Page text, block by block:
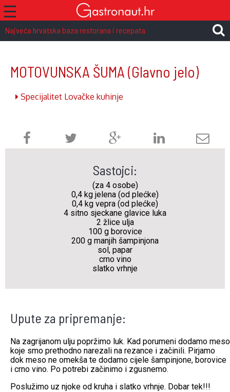
☰
Najveća hrvatska baza restorana i recepata
MOTOVUNSKA ŠUMA (Glavno jelo)
Specijalitet Lovačke kuhinje
Sastojci:
(za 4 osobe)
0,4 kg jelena (od plećke)
0,4 kg vepra (od plećke)
4 sitno sjeckane glavice luka
2 žlice ulja
100 g borovice
200 g manjih šampinjona
sol, papar
crno vino
slatko vrhnje
Upute za pripremanje:
Na zagrijanom ulju popržimo luk. Kad porumeni dodamo meso
koje smo prethodno narezali na rezance i začinili. Pirjamo
dok meso ne omekša te dodamo cijele šampinjone, borovice
i crno vino. Po potrebi začinimo i zgusnemo.
Poslužimo uz njoke od kruha i slatko vrhnje. Dobar tek!!!